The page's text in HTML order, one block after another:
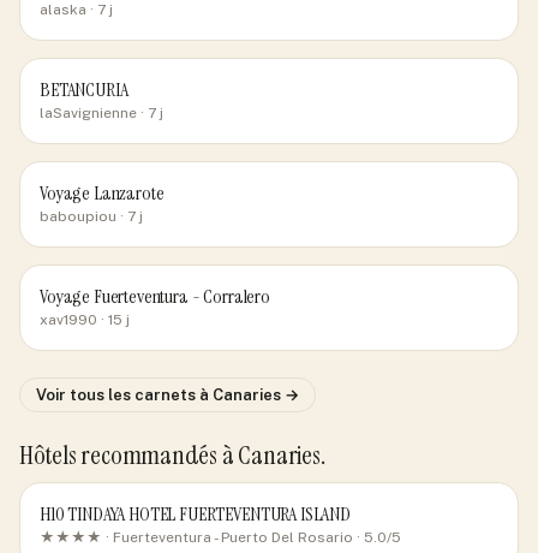
alaska · 7 j
BETANCURIA
laSavignienne · 7 j
Voyage Lanzarote
baboupiou · 7 j
Voyage Fuerteventura - Corralero
xav1990 · 15 j
Voir tous les carnets à Canaries →
Hôtels recommandés à Canaries.
H10 TINDAYA HOTEL FUERTEVENTURA ISLAND
★★★★ · Fuerteventura - Puerto Del Rosario · 5.0/5